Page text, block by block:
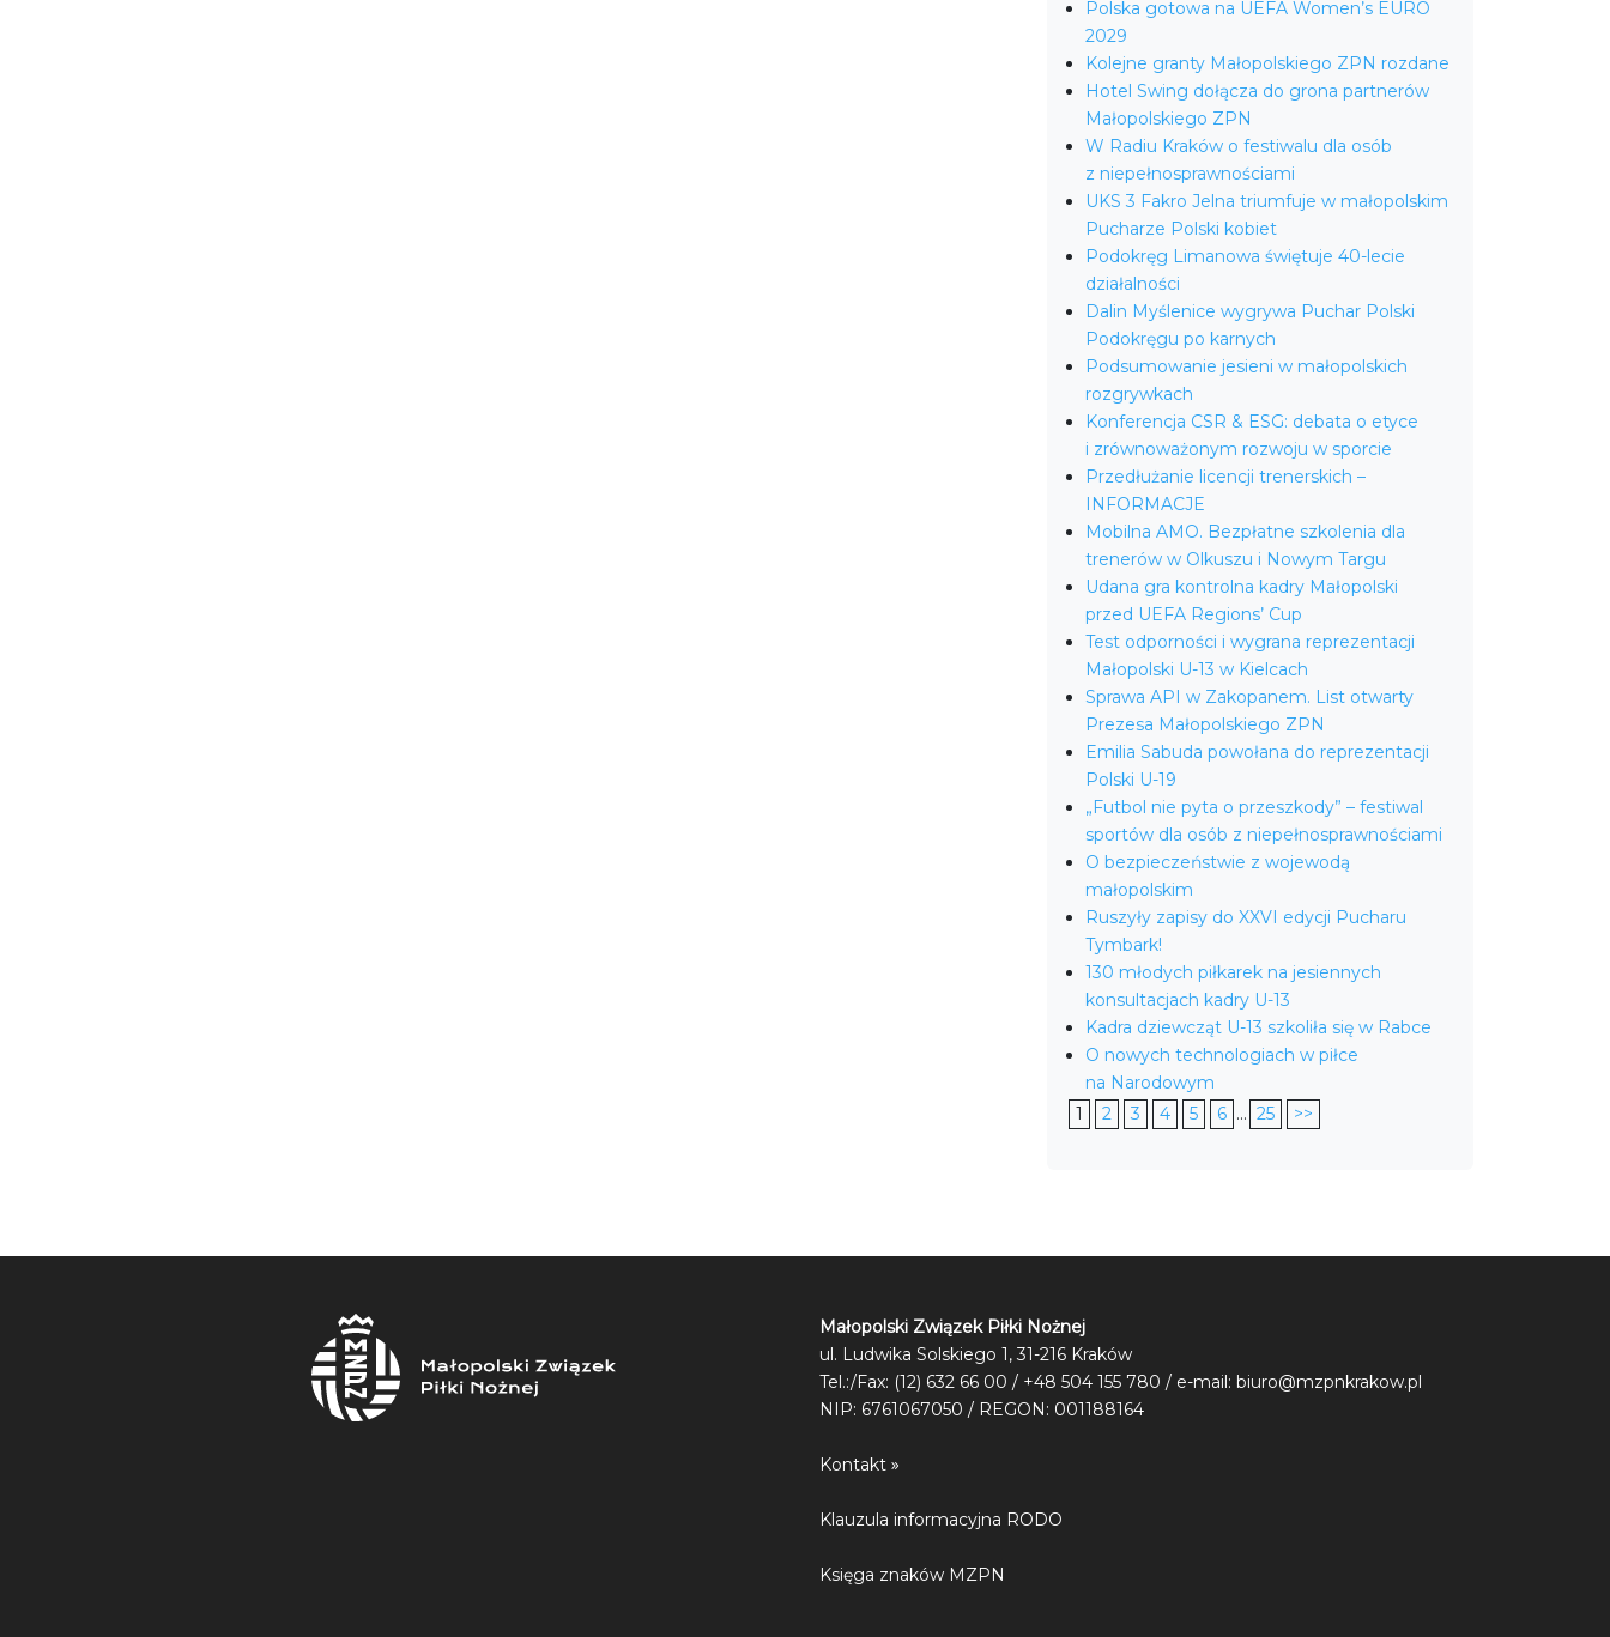
Polska gotowa na UEFA Women’s EURO
2029
Kolejne granty Małopolskiego ZPN rozdane
Hotel Swing dołącza do grona partnerów
Małopolskiego ZPN
W Radiu Kraków o festiwalu dla osób
z niepełnosprawnościami
UKS 3 Fakro Jelna triumfuje w małopolskim
Pucharze Polski kobiet
Podokręg Limanowa świętuje 40-lecie
działalności
Dalin Myślenice wygrywa Puchar Polski
Podokręgu po karnych
Podsumowanie jesieni w małopolskich
rozgrywkach
Konferencja CSR & ESG: debata o etyce
i zrównoważonym rozwoju w sporcie
Przedłużanie licencji trenerskich –
INFORMACJE
Mobilna AMO. Bezpłatne szkolenia dla
trenerów w Olkuszu i Nowym Targu
Udana gra kontrolna kadry Małopolski
przed UEFA Regions’ Cup
Test odporności i wygrana reprezentacji
Małopolski U-13 w Kielcach
Sprawa API w Zakopanem. List otwarty
Prezesa Małopolskiego ZPN
Emilia Sabuda powołana do reprezentacji
Polski U-19
„Futbol nie pyta o przeszkody” – festiwal
sportów dla osób z niepełnosprawnościami
O bezpieczeństwie z wojewodą
małopolskim
Ruszyły zapisy do XXVI edycji Pucharu
Tymbark!
130 młodych piłkarek na jesiennych
konsultacjach kadry U-13
Kadra dziewcząt U-13 szkoliła się w Rabce
O nowych technologiach w piłce
na Narodowym
1
2 3 4 5 6 ... 25 >>
Małopolski Związek Piłki Nożnej
ul. Ludwika Solskiego 1, 31-216 Kraków
Tel.:/Fax: (12) 632 66 00 / +48 504 155 780 / e-mail: biuro@mzpnkrakow.pl
NIP: 6761067050 / REGON: 001188164
Kontakt
Klauzula informacyjna RODO
Księga znaków MZPN